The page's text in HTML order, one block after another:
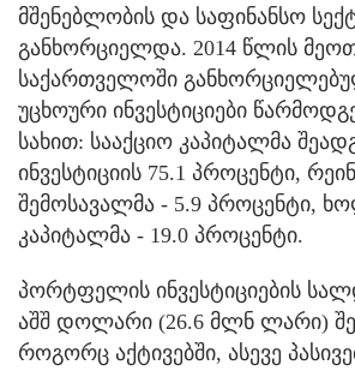
მშენებლობის და საფინანსო
განხორციელდა. 2014 წლის
საქართველოში
უცხოური ინვესტიციები
სახით: სააქციო კაპიტალმა
ინვესტიციის 75.1 პროცენტი,
შემოსავალმა - 5.9 პროცენტი,
კაპიტალმა - 19.0 პროცენტი.
პორტფელის ინვესტიციების
აშშ დოლარი (26.6 მლნ ლარი)
როგორც აქტივებში, ასევე